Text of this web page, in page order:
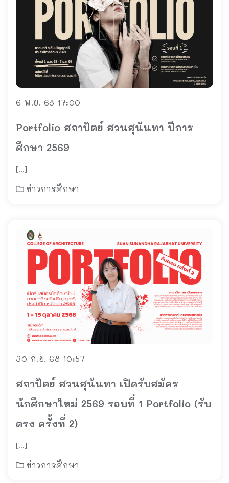
6 พ.ย. 68 17:00
Portfolio สถาปัตย์ สวนสุนันทา ปีการ
ศึกษา 2569
[…]
ข่าวการศึกษา
30 ก.ย. 68 10:57
สถาปัตย์ สวนสุนันทา เปิดรับสมัคร
นักศึกษาใหม่ 2569 รอบที่ 1 Portfolio (รับ
ตรง ครั้งที่ 2)
[…]
ข่าวการศึกษา